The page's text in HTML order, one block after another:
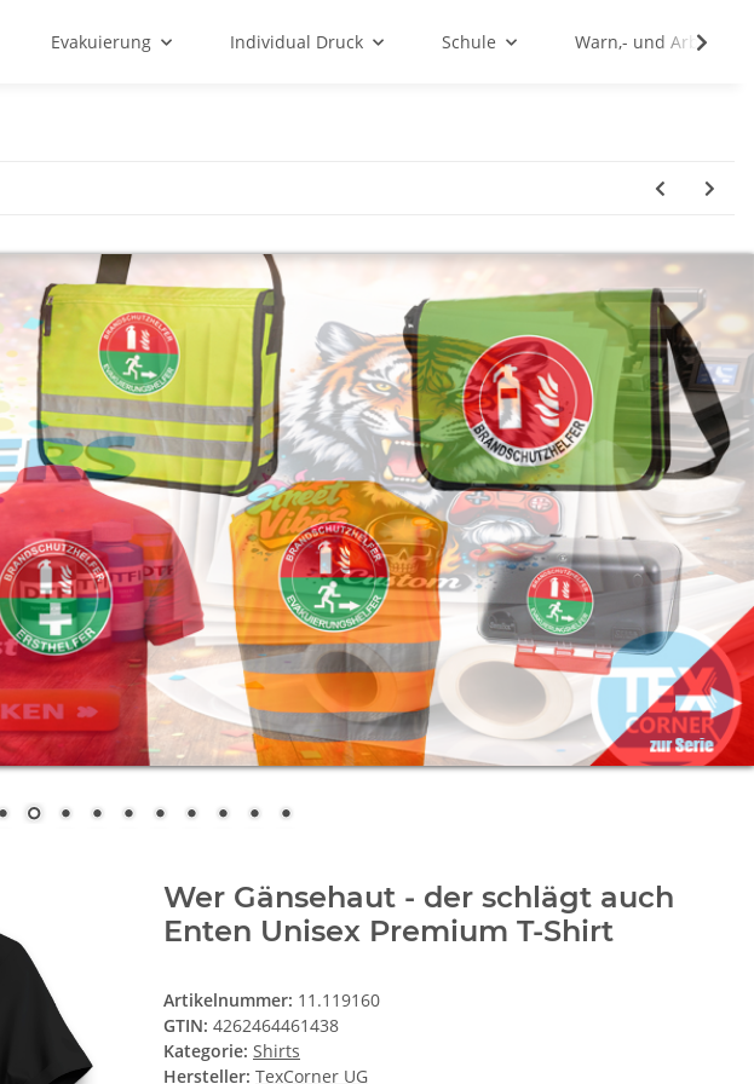
Evakuierung Individual Druck Schule Warn,- und
Wer Gänsehaut - der schlägt auch
Enten Unisex Premium T-Shirt
Artikelnummer: 11.119160
GTIN: 4262464461438
Kategorie: Shirts
Hersteller: TexCorner UG